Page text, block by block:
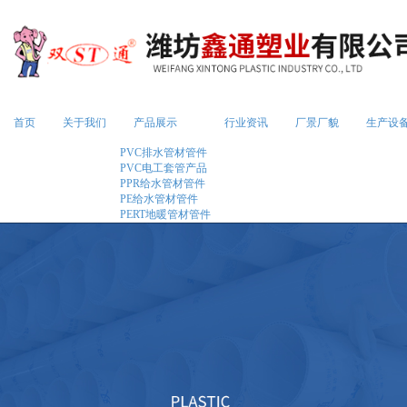
首页 关于我们 产品展示
PVC排水管材管件
PVC电工套管产品
PPR给水管材管件
PE给水管材管件
PERT地暖管材管件
行业资讯 厂景厂貌 生产设